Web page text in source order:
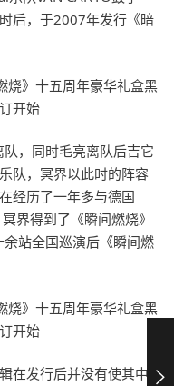
后，于2007年发行《暗
，同时毛亮离队后吉它
队，冥界以此时的阵容
经历了一年多与德国
界得到了《瞬间燃烧》
站全国巡演后《瞬间燃
在发行后并没有使其中